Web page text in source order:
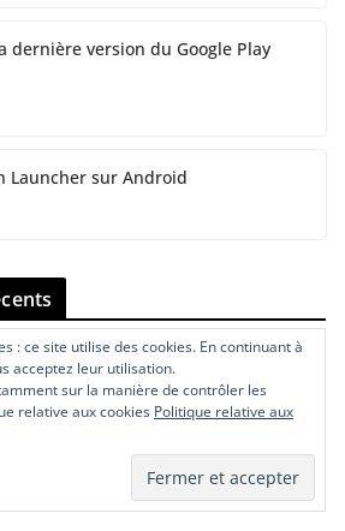
dernière version du Google Play
Launcher sur Android
dans quel pays a été fabriqué un
dans quel pays a été fabriqué un
: Codes secrets pour les smartphones
: ce site utilise des cookies. En continuant à
acceptez leur utilisation.
sur la manière de contrôler les
relative aux cookies Politique relative aux